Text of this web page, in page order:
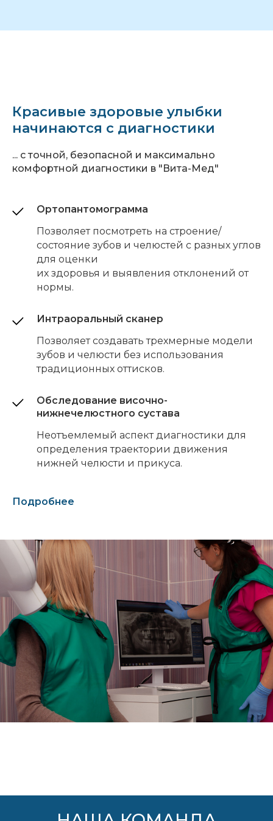
Красивые здоровые улыбки
начинаются с диагностики
... с точной, безопасной и максимально
комфортной диагностики в "Вита-Мед"
Ортопантомограмма
Позволяет посмотреть на строение/
состояние зубов и челюстей с разных углов
для оценки
их здоровья и выявления отклонений от
нормы.
Интраоральный сканер
Позволяет создавать трехмерные модели
зубов и челюсти без использования
традиционных оттисков.
Обследование височно-
нижнечелюстного сустава
Неотъемлемый аспект диагностики для
определения траектории движения
нижней челюсти и прикуса.
Подробнее